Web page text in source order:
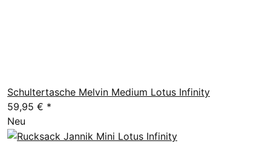
Schultertasche Melvin Medium Lotus Infinity
59,95 € *
Neu